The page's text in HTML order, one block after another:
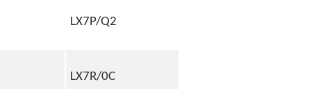
LX7P/Q2
LX7R/0C